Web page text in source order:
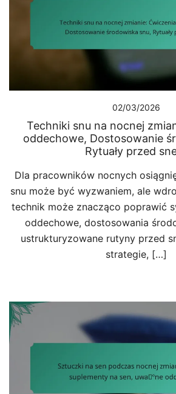
02/03/2026
Techniki snu na nocnej
oddechowe, Dostosowanie
Rytuały przed
Dla pracowników nocnych
snu może być wyzwaniem, ale
technik może znacząco poprawić
oddechowe, dostosowania
ustrukturyzowane rutyny przed
strategie, […]